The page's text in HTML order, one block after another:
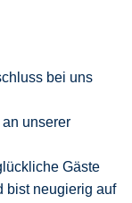
bei uns
an unserer
Gäste
bist neugierig auf